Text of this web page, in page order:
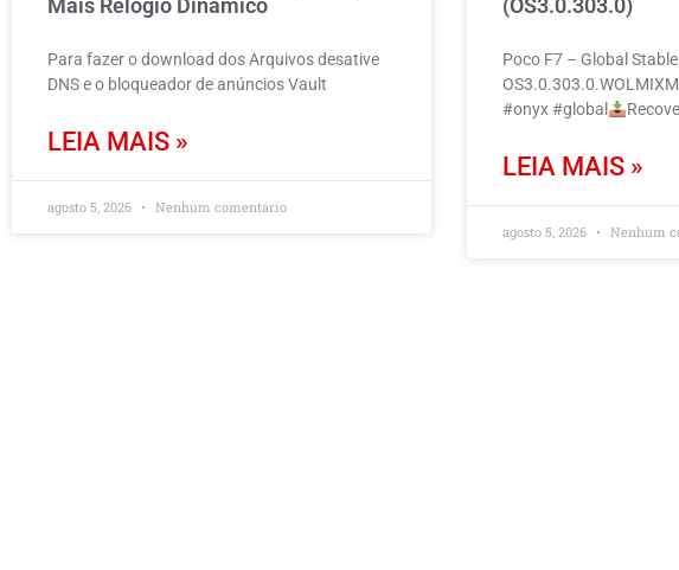
Mais Relógio Dinâmico
Para fazer o download dos Arquivos desative
DNS e o bloqueador de anúncios Vault
LEIA MAIS »
agosto 5, 2026 Nenhum comentário
(OS3.0.303.0)
Poco F7 – Global
OS3.0.303.0.WOLMIXM
#onyx #global
LEIA MAIS »
agosto 5, 2026 Nenhum